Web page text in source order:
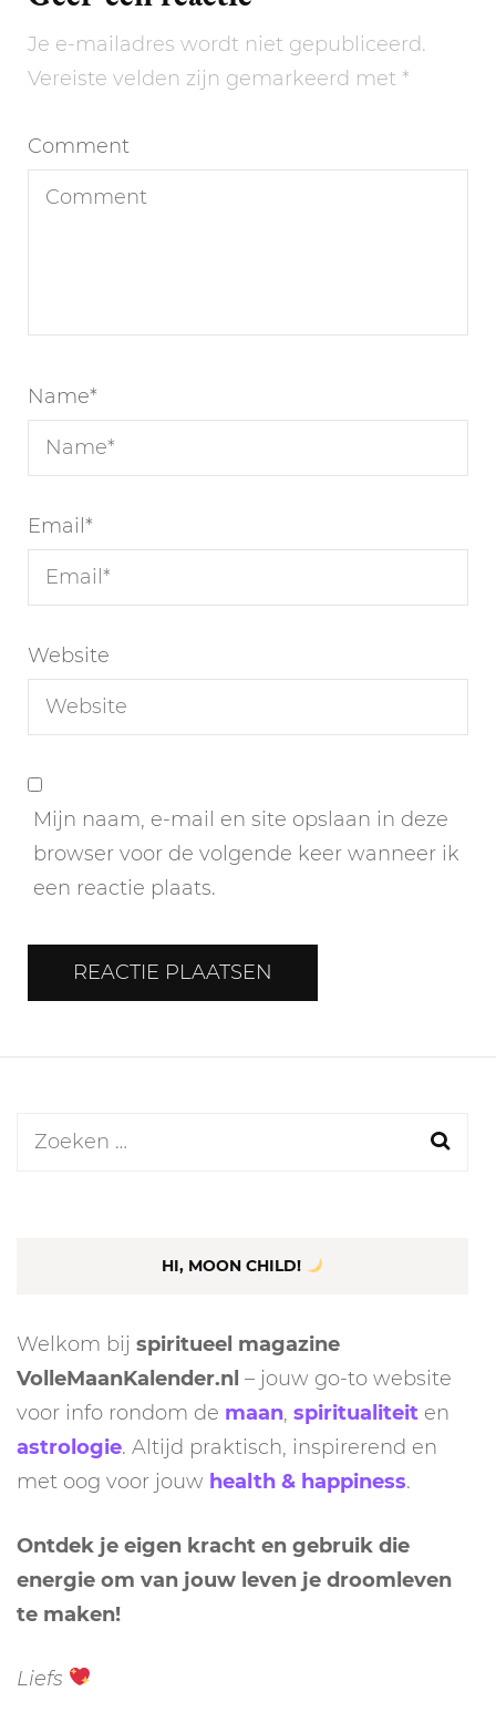
Je e-mailadres wordt niet gepubliceerd.
Vereiste velden zijn gemarkeerd met *
Comment
Name*
Email*
Website
Mijn naam, e-mail en site opslaan in deze
browser voor de volgende keer wanneer ik
een reactie plaats.
Zoeken
HI, MOON CHILD!
Welkom bij spiritueel magazine
VolleMaanKalender.nl – jouw go-to website
voor info rondom de maan, spiritualiteit en
astrologie. Altijd praktisch, inspirerend en
met oog voor jouw health & happiness.
Ontdek je eigen kracht en gebruik die
energie om van jouw leven je droomleven
te maken!
Liefs